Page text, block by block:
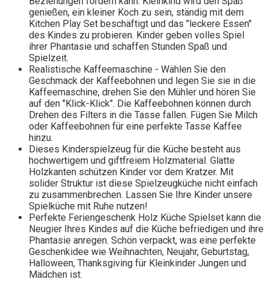
genießen, ein kleiner Koch zu sein, ständig mit dem
Kitchen Play Set beschäftigt und das "leckere Essen"
des Kindes zu probieren. Kinder geben volles Spiel
ihrer Phantasie und schaffen Stunden Spaß und
Spielzeit.
Realistische Kaffeemaschine - Wählen Sie den
Geschmack der Kaffeebohnen und legen Sie sie in die
Kaffeemaschine, drehen Sie den Mühler und hören Sie
auf den "Klick-Klick". Die Kaffeebohnen können durch
Drehen des Filters in die Tasse fallen. Fügen Sie Milch
oder Kaffeebohnen für eine perfekte Tasse Kaffee
hinzu.
Dieses Kinderspielzeug für die Küche besteht aus
hochwertigem und giftfreiem Holzmaterial. Glatte
Holzkanten schützen Kinder vor dem Kratzer. Mit
solider Struktur ist diese Spielzeugküche nicht einfach
zu zusammenbrechen. Lassen Sie Ihre Kinder unsere
Spielküche mit Ruhe nutzen!
Perfekte Feriengeschenk Holz Küche Spielset kann die
Neugier Ihres Kindes auf die Küche befriedigen und ihre
Phantasie anregen. Schön verpackt, was eine perfekte
Geschenkidee wie Weihnachten, Neujahr, Geburtstag,
Halloween, Thanksgiving für Kleinkinder Jungen und
Mädchen ist.